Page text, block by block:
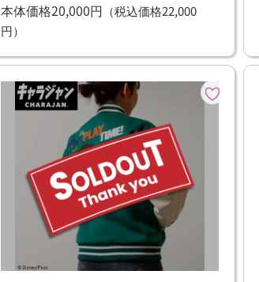
本体価格20,000円 （税込価格22,000
円）